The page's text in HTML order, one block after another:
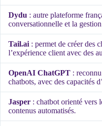
Dydu : autre plateforme
conversationnelle et la
Tail.ai : permet de créer des
l’expérience client avec des
OpenAI ChatGPT :
chatbots, avec des capacités
Jasper : chatbot orienté vers
contenus automatisés.